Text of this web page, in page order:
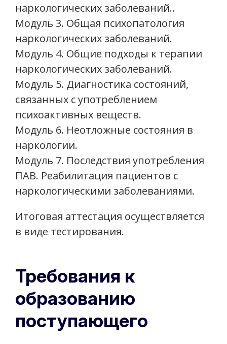
наркологических заболеваний..
Модуль 3. Общая психопатология
наркологических заболеваний.
Модуль 4. Общие подходы к терапии
наркологических заболеваний.
Модуль 5. Диагностика состояний,
связанных с употреблением
психоактивных веществ.
Модуль 6. Неотложные состояния в
наркологии.
Модуль 7. Последствия употребления
ПАВ. Реабилитация пациентов с
наркологическими заболеваниями.
Итоговая аттестация осуществляется
в виде тестирования.
Требования к
образованию
поступающего